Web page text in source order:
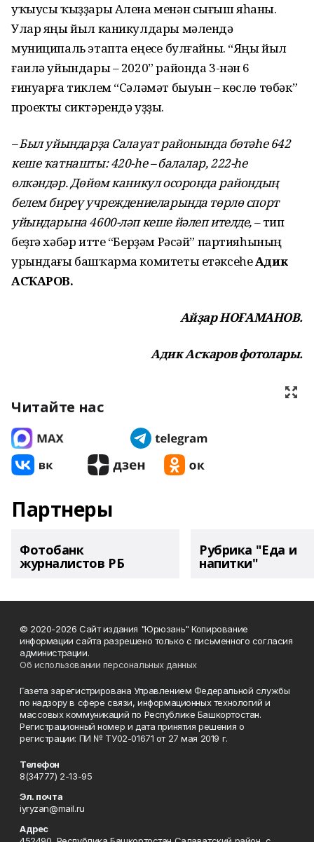
уҡыусы ҡыҙҙары Алена менән сығыш яһаны.
Улар яңы йыл каникулдары мәлендә
муниципаль этапта еңеүсе булғайны. “Яңы йыл
ғаилә уйындары – 2020” районда 3-нән 6
ғинуарға тиклем “Сәләмәт быуын – көслө төбәк”
проекты сиктәрендә уҙҙы.
– Был уйындарҙа Салауат районында бөтәһе 642
кеше ҡатнашты: 420-һе – балалар, 222-һе
өлкәндәр. Дөйөм каникул осоронда райондың
белем биреү учреждениеларында төрлө спорт
уйындарына 4600-ләп кеше йәлеп ителде,– тип
беҙгә хәбәр итте “Берҙәм Рәсәй” партияһының
урындағы башҡарма комитеты етәксеһеАдик
АСҠАРОВ.
Айҙар НОҒАМАНОВ.
Адик Асҡаров фотолары.
Читайте нас
Партнеры
Фотобанк
журналистов РБ
Рубрика "Еда и
напитки"
© 2020-2026 Сайт издания "Юрюзань" Копирование
информации сайта разрешено только с письменного согласия
администрации.
Об использовании персональных данных
Газета зарегистрирована Управлением Федеральной службы
по надзору в сфере связи, информационных технологий и
массовых коммуникаций по Республике Башкортостан.
Регистрационный номер и дата принятия решения о
регистрации: ПИ № ТУ02-01671 от 27 мая 2019 г.
Телефон
8(34777) 2-13-95
Эл. почта
iyryzan@mail.ru
Адрес